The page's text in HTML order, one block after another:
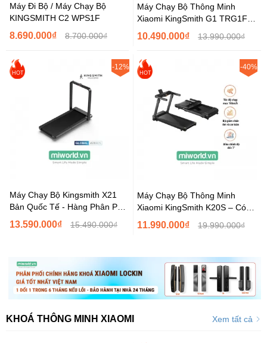
Máy Đi Bộ / Máy Chạy Bộ
KINGSMITH C2 WPS1F
8.690.000₫ 8.700.000₫
Máy Chạy Bộ Thông Minh
Xiaomi KingSmith G1 TRG1F
12Km/h Bản Quốc Tế
10.490.000₫ 13.990.000₫
HOT
-12%
Máy Chạy Bộ Kingsmith X21
Bản Quốc Tế - Hàng Phân Phối
Chính Hãng
13.590.000₫ 15.490.000₫
HOT
-40%
Máy Chạy Bộ Thông Minh
Xiaomi KingSmith K20S – Có
Điều Chỉnh Độ Dốc
11.990.000₫ 19.990.000₫
KHOÁ THÔNG MINH XIAOMI Xem tất cả